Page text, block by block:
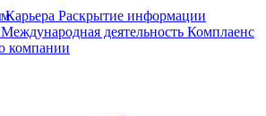
Карьера Раскрытие информации
Международная деятельность Комплаенс
компании